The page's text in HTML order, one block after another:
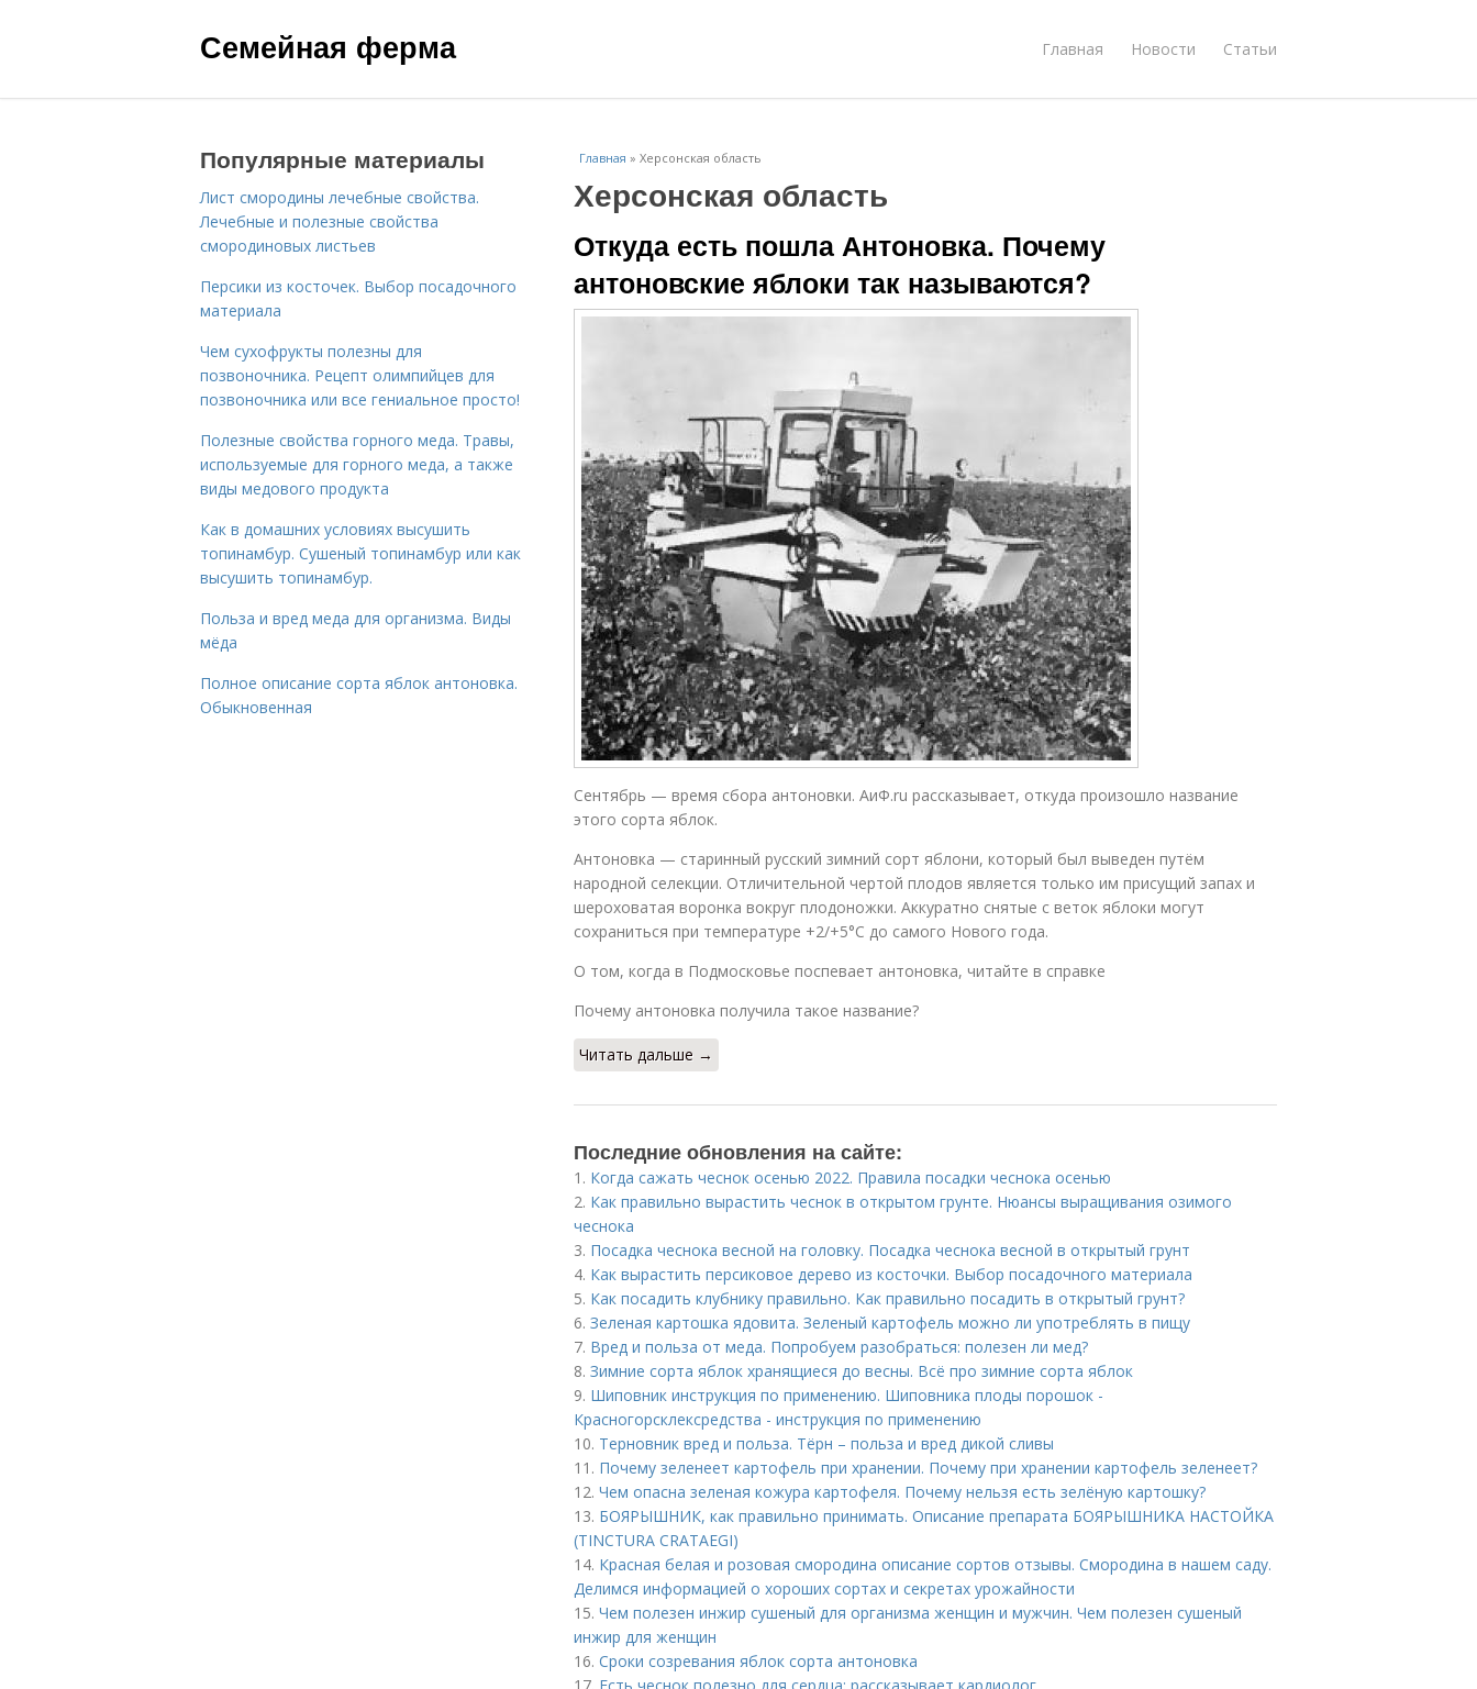
Семейная ферма Главная Новости Статьи
Главная » Херсонская область
Херсонская область
Откуда есть пошла Антоновка. Почему
антоновские яблоки так называются?
Сентябрь — время сбора антоновки. АиФ.ru рассказывает, откуда произошло название
этого сорта яблок.
Антоновка — старинный русский зимний сорт яблони, который был выведен путём
народной селекции. Отличительной чертой плодов является только им присущий запах и
шероховатая воронка вокруг плодоножки. Аккуратно снятые с веток яблоки могут
сохраниться при температуре +2/+5°С до самого Нового года.
О том, когда в Подмосковье поспевает антоновка, читайте в справке
Почему антоновка получила такое название?
Читать дальше →
Последние обновления на сайте:
1. Когда сажать чеснок осенью 2022. Правила посадки чеснока осенью
2. Как правильно вырастить чеснок в открытом грунте. Нюансы выращивания озимого
чеснока
3. Посадка чеснока весной на головку. Посадка чеснока весной в открытый грунт
4. Как вырастить персиковое дерево из косточки. Выбор посадочного материала
5. Как посадить клубнику правильно. Как правильно посадить в открытый грунт?
6. Зеленая картошка ядовита. Зеленый картофель можно ли употреблять в пищу
7. Вред и польза от меда. Попробуем разобраться: полезен ли мед?
8. Зимние сорта яблок хранящиеся до весны. Всё про зимние сорта яблок
9. Шиповник инструкция по применению. Шиповника плоды порошок -
Красногорсклексредства - инструкция по применению
10. Терновник вред и польза. Тёрн – польза и вред дикой сливы
11. Почему зеленеет картофель при хранении. Почему при хранении картофель зеленеет?
12. Чем опасна зеленая кожура картофеля. Почему нельзя есть зелёную картошку?
13. БОЯРЫШНИК, как правильно принимать. Описание препарата БОЯРЫШНИКА НАСТОЙКА
(TINCTURA CRATAEGI)
14. Красная белая и розовая смородина описание сортов отзывы. Смородина в нашем саду.
Делимся информацией о хороших сортах и секретах урожайности
15. Чем полезен инжир сушеный для организма женщин и мужчин. Чем полезен сушеный
инжир для женщин
16. Сроки созревания яблок сорта антоновка
Популярные материалы
Лист смородины лечебные свойства.
Лечебные и полезные свойства
смородиновых листьев
Персики из косточек. Выбор посадочного
материала
Чем сухофрукты полезны для
позвоночника. Рецепт олимпийцев для
позвоночника или все гениальное просто!
Полезные свойства горного меда. Травы,
используемые для горного меда, а также
виды медового продукта
Как в домашних условиях высушить
топинамбур. Сушеный топинамбур или как
высушить топинамбур.
Польза и вред меда для организма. Виды
мёда
Полное описание сорта яблок антоновка.
Обыкновенная